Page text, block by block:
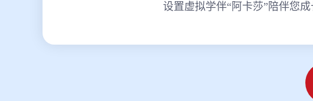
设置虚拟学伴“阿卡莎”陪伴您成